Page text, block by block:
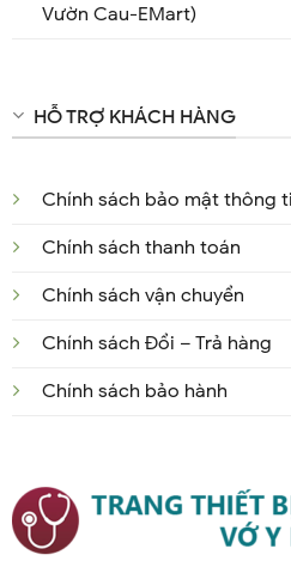
Vườn Cau-EMart)
HỖ TRỢ KHÁCH HÀNG
Chính sách bảo mật thông
Chính sách thanh toán
Chính sách vận chuyển
Chính sách Đổi – Trả hàng
Chính sách bảo hành